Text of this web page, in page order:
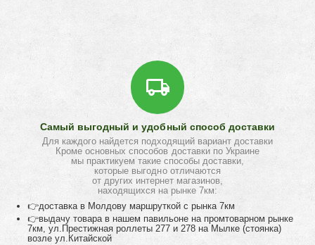
Самый выгодный и удобный способ доставки
Для каждого найдется подходящий вариант доставки
Кроме основных способов доставки по Украине
мы практикуем такие способы доставки,
которые выгодно отличаются
от других интернет магазинов,
находящихся на рынке 7км:
👉доставка в Молдову маршруткой с рынка 7км
👉выдачу товара в нашем павильоне на промтоварном рынке
7км, ул.Престижная роллеты 277 и 278 на Мылке (стоянка)
возле ул.Китайской